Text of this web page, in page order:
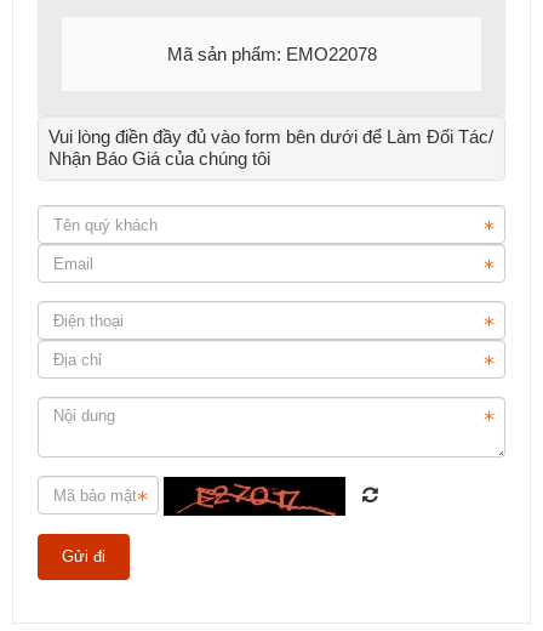
Mã sản phẩm: EMO22078
Vui lòng điền đầy đủ vào form bên dưới để Làm Đối Tác/
Nhận Báo Giá của chúng tôi